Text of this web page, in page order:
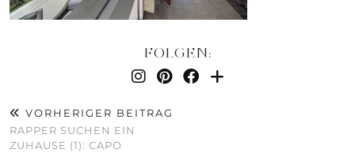
FOLGEN:
VORHERIGER BEITRAG
RAPPER SUCHEN EIN
ZUHAUSE (1): CAPO